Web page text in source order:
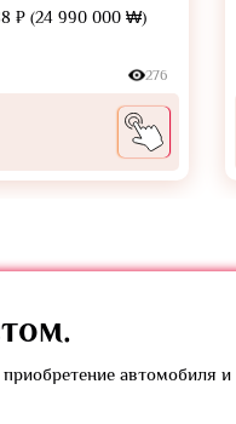
₽ (24 990 000 ₩)
276
автомобиля